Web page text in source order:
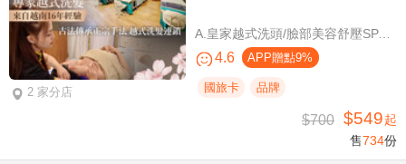
2 家分店
A.皇家越式洗頭/臉部美容舒壓SPA/舒壓採耳SPA 三選一40分(手技40分) / B.越式經典足底深層保養+去足繭+精油按摩 / C.越式純粹經典套餐(臉部美容舒壓SPA/舒壓採耳SPA二選一)全程80分(手技80分) / D.越式皇家古法按摩|全身越式精油舒壓/越式古法指壓 任選全程60分(手技60分)
4.6 APP贈點9%
國旅卡 品牌
$700 $549起
售734份